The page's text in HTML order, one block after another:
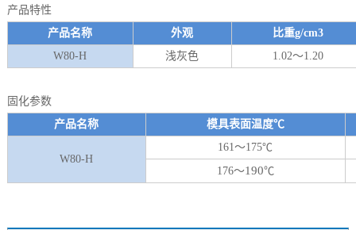
产品特性
产品名称
外观
比重g/cm3
W80-H
浅灰色 1.02～1.20
固化参数
产品名称
模具表面温度℃
W80-H
161～175℃
176～190℃